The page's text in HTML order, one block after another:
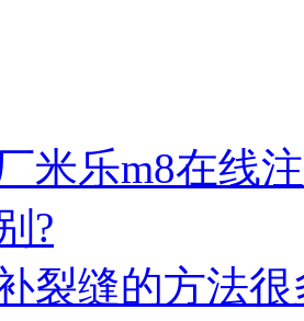
米乐m8在线
?
裂缝的方法